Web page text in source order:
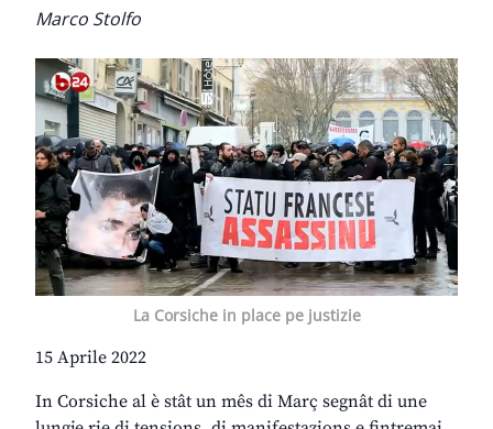
Marco Stolfo
La Corsiche in place pe justizie
15 Aprile 2022
In Corsiche al è stât un mês di Març segnât di une